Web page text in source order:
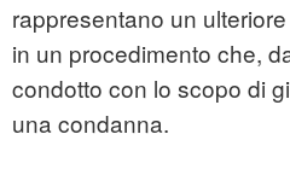
rappresentano un
in un procedimento che,
condotto con lo scopo di
una condanna.